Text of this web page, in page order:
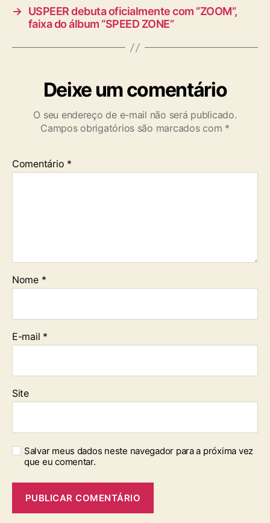
→ USPEER debuta oficialmente com “ZOOM”,
faixa do álbum “SPEED ZONE”
Deixe um comentário
O seu endereço de e-mail não será publicado.
Campos obrigatórios são marcados com *
Comentário *
Nome *
E-mail *
Site
Salvar meus dados neste navegador para a próxima vez
que eu comentar.